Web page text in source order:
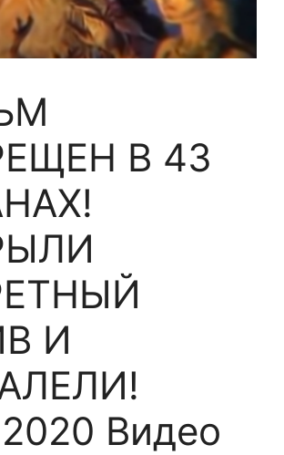
В 43
И
Видео